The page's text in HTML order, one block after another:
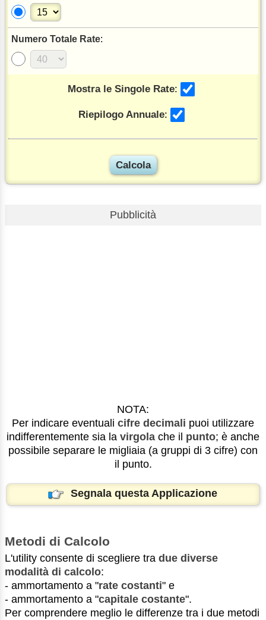
Numero Totale Rate:
Mostra le Singole Rate:
Riepilogo Annuale:
Pubblicità
NOTA:
Per indicare eventuali cifre decimali puoi utilizzare
indifferentemente sia la virgola che il punto; è anche
possibile separare le migliaia (a gruppi di 3 cifre) con
il punto.
Segnala questa Applicazione
Metodi di Calcolo
L'utility consente di scegliere tra due diverse
modalità di calcolo:
- ammortamento a "rate costanti" e
- ammortamento a "capitale costante".
Per comprendere meglio le differenze tra i due metodi